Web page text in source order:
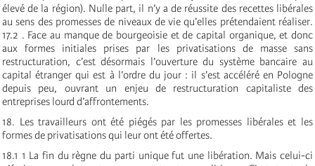
élevé de la région). Nulle part, il n’y a de réussite des recettes libérales
au sens des promesses de niveaux de vie qu’elles prétendaient réaliser.
17.2 . Face au manque de bourgeoisie et de capital organique, et donc
aux formes initiales prises par les privatisations de masse sans
restructuration, c’est désormais l’ouverture du système bancaire au
capital étranger qui est à l’ordre du jour : il s’est accéléré en Pologne
depuis peu, ouvrant un enjeu de restructuration capitaliste des
entreprises lourd d’affrontements.
18. Les travailleurs ont été piégés par les promesses libérales et les
formes de privatisations qui leur ont été offertes.
18.1 1 La fin du règne du parti unique fut une libération. Mais celui-ci